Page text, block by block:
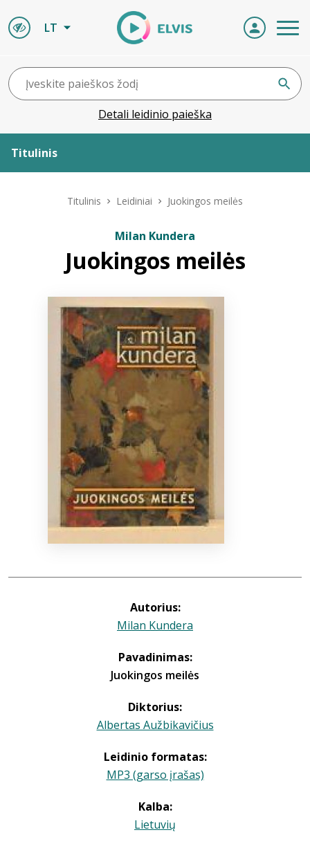
LT
Detali leidinio paieška
Titulinis
ELVIS atvyksta
Naujienos
Bibliotekoms
Titulinis Leidiniai Juokingos meilės
Milan Kundera
Juokingos meilės
Autorius:
Milan Kundera
Pavadinimas:
Juokingos meilės
Diktorius:
Albertas Aužbikavičius
Leidinio formatas:
MP3 (garso įrašas)
Kalba:
Lietuvių